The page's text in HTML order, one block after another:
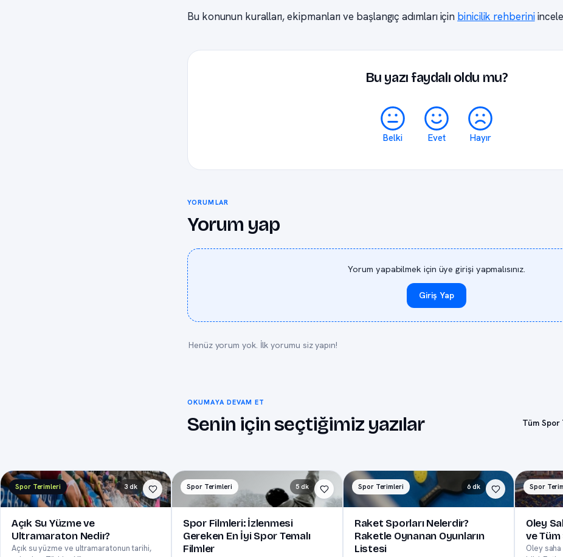
Bu konunun kuralları, ekipmanları ve başlangıç adımları için binicilik rehberini
Bu yazı faydalı oldu mu?
Belki Evet Hayır
YORUMLAR
Yorum yap
Yorum yapabilmek için üye girişi yapmalısınız.
Giriş Yap
Henüz yorum yok. İlk yorumu siz yapın!
OKUMAYA DEVAM ET
Senin için seçtiğimiz yazılar Tüm Spor
Spor Terimleri 3 dk
Açık Su Yüzme ve
Ultramaraton Nedir?
Açık su yüzme ve ultramaratonun tarihi,
Spor Terimleri 5 dk
Spor Filmleri: İzlenmesi
Gereken En İyi Spor Temalı
Filmler
Spor Terimleri 6 dk
Raket Sporları Nelerdir?
Raketle Oynanan Oyunların
Listesi
Spor
Oley
ve
Oley saha